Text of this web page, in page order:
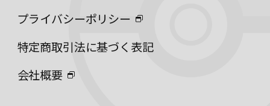
プライバシーポリシー
特定商取引法に基づく表記
会社概要